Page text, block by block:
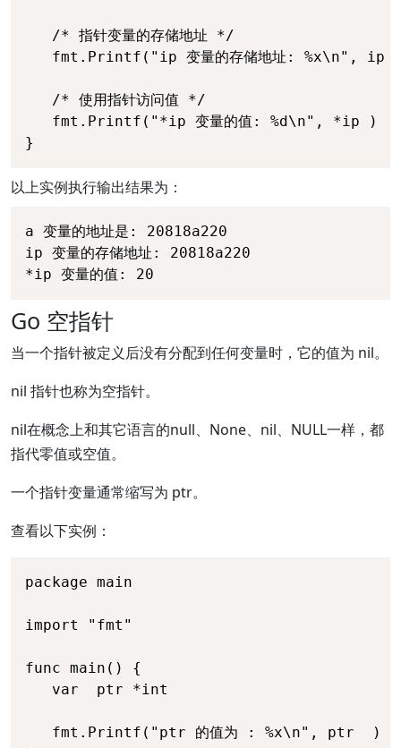
   /* 指针变量的存储地址 */
fmt.Printf("ip 变量的存储地址: %x\n", ip
   /* 使用指针访问值 */
   fmt.Printf("*ip 变量的值: %d\n", *ip )
}
以上实例执行输出结果为：
a 变量的地址是: 20818a220
ip 变量的存储地址: 20818a220
*ip 变量的值: 20
Go 空指针
当一个指针被定义后没有分配到任何变量时，它的值为 nil。
nil 指针也称为空指针。
nil在概念上和其它语言的null、None、nil、NULL一样，都
指代零值或空值。
一个指针变量通常缩写为 ptr。
查看以下实例：
package main
import "fmt"
func main() {
   var  ptr *int
   fmt.Printf("ptr 的值为 : %x\n", ptr  )